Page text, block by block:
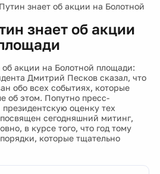
знает об акции на Болотной
знает об акции
акции на Болотной площади:
Дмитрий Песков сказал, что
обо всех событиях, которые
об этом. Попутно пресс-
оценку тех
сегодняшний митинг,
в курсе того, что год тому
которые тщательно